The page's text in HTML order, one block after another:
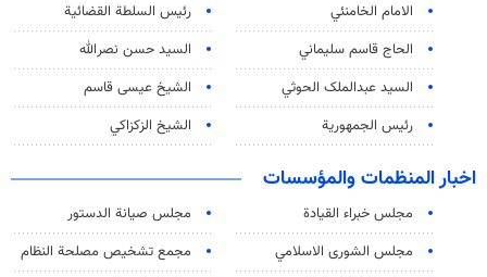
الامام الخامنئي
رئیس السلطة القضائیة
الحاج قاسم سليماني
السيد حسن نصرالله
السید عبدالملک الحوثي
الشيخ عيسى قاسم
رئيس الجمهورية
الشيخ الزكزاكي
اخبار المنظمات والمؤسسات
مجلس خبراء القيادة
مجلس صيانة الدستور
مجلس الشورى الاسلامي
مجمع تشخيص مصلحة النظام